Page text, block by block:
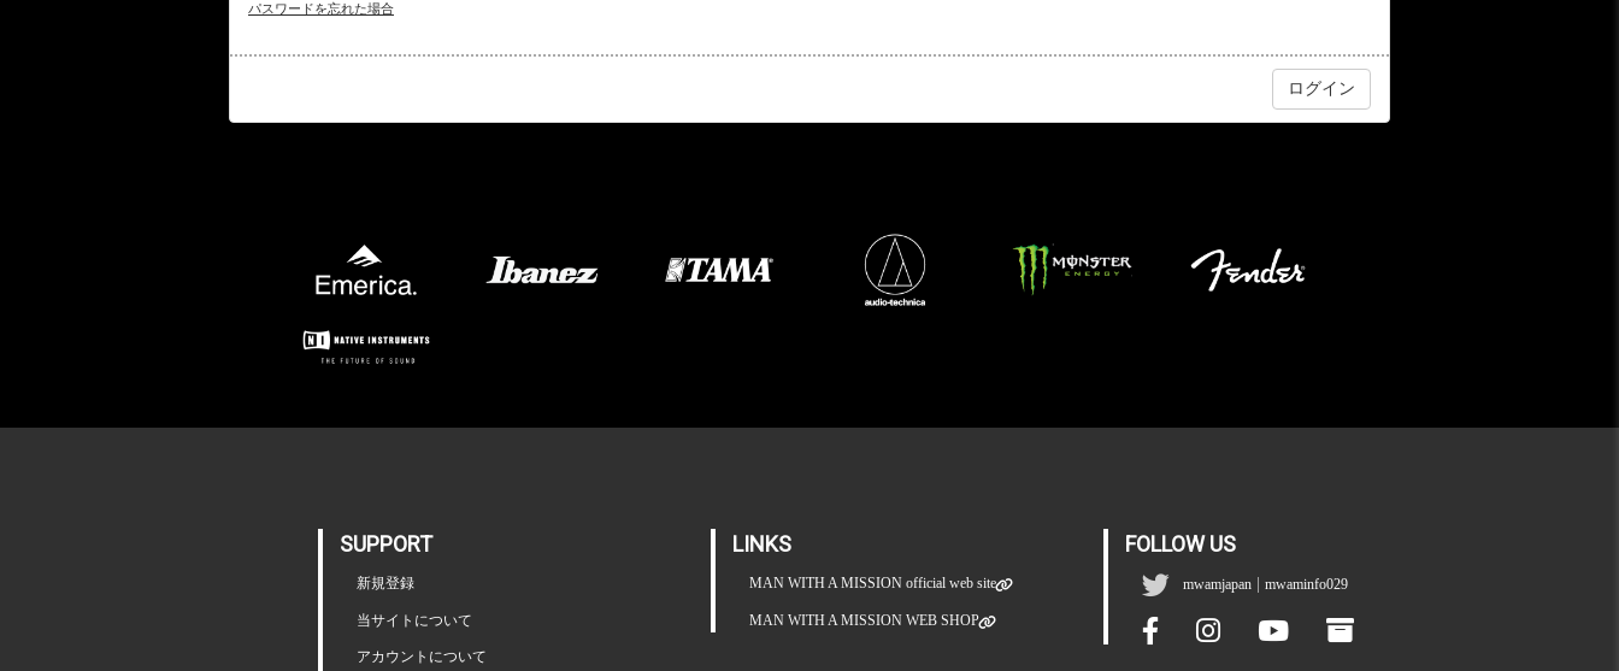
パスワードを忘れた場合
SUPPORT
新規登録
当サイトについて
アカウントについて
LINKS
MAN WITH A MISSION official web site
MAN WITH A MISSION WEB SHOP
FOLLOW US
mwamjapan |mwaminfo029